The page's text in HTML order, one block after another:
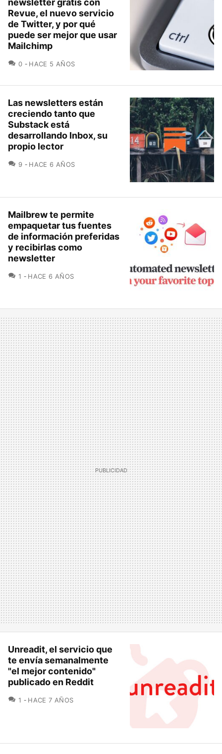
newsletter gratis con
Revue, el nuevo servicio
de Twitter, y por qué
puede ser mejor que usar
Mailchimp
0 COMENTARIOS
HACE 5 AÑOS
Las newsletters están
creciendo tanto que
Substack está
desarrollando Inbox, su
propio lector
9 COMENTARIOS
HACE 6 AÑOS
Mailbrew te permite
empaquetar tus fuentes
de información preferidas
y recibirlas como
newsletter
1 COMENTARIOS
HACE 6 AÑOS
Unreadit, el servicio que
te envía semanalmente
"el mejor contenido"
publicado en Reddit
1 COMENTARIOS
HACE 7 AÑOS